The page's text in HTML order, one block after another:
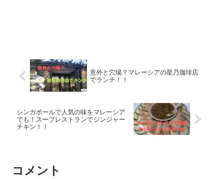
意外と穴場？マレーシアの星乃珈琲店
でランチ！！
シンガポールで人気の味をマレーシア
でも！スープレストランでジンジャー
チキン！！
コメント